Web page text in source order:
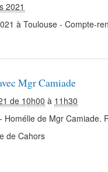
2021
à Toulouse - Compte-
Mgr Camiade
de 10h00 à 11h30
Homélie de Mgr Camiade.
de Cahors